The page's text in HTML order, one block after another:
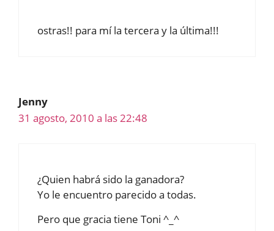
ostras!! para mí la tercera y la última!!!
Jenny
31 agosto, 2010 a las 22:48
¿Quien habrá sido la ganadora?
Yo le encuentro parecido a todas.
Pero que gracia tiene Toni ^_^